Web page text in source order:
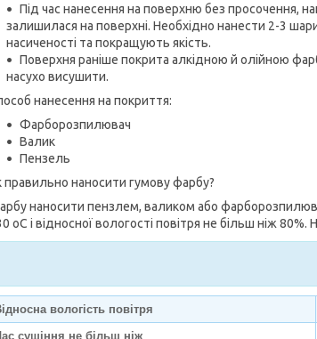
Під час нанесення на поверхню без просочення,
залишилася на поверхні. Необхідно нанести 2-3
насиченості та покращують якість.
Поверхня раніше покрита алкідною й олійною
насухо висушити.
нанесення на покриття:
Фарборозпилювач
Валик
Пензель
правильно наносити гумову фарбу?
наносити пензлем, валиком або
oС і відносної вологості повітря не більш ніж
вологість повітря
сушіння не більш ніж